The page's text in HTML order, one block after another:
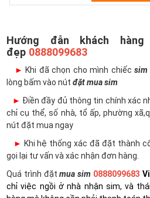
Hướng đẫn khách
đẹp 0888099683
► Khi đã chọn cho mình chiếcsim
lòng bấm vào nút đặt mua sim
► Điền đầy đủ thông tin chính xác
chỉ cụ thể, số nhà, tổ ấp, phường
nút đặt mua ngay
► Khi hệ thống xác đã đặt thành
gọi lại tư vấn và xác nhận đơn hàng.
Quá trình đặtmua sim 0888099683
chỉ việc ngồi ở nhà nhận sim, và